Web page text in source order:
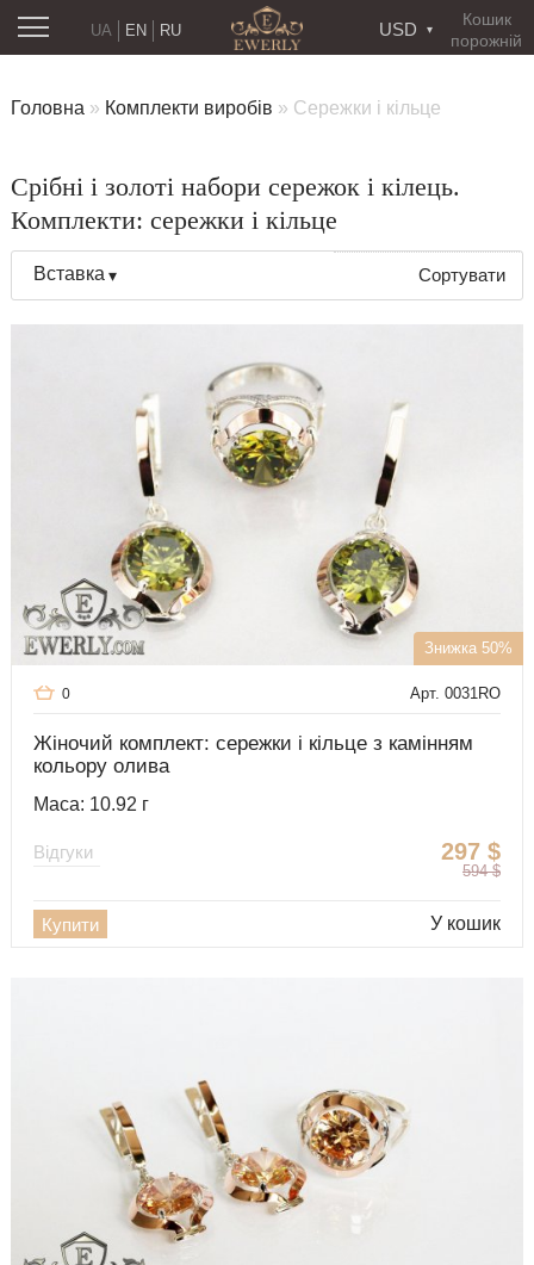
Кошик
порожній
USD
RU
UA EN
Головна » Комплекти виробів » Сережки і кільце
Срібні і золоті набори сережок і кілець.
Комплекти: сережки і кільце
Вставка Сортувати
Знижка 50%
Арт. 0031RO
0
Жіночий комплект: сережки і кільце з камінням
кольору олива
Маса: 10.92 г
297 $
594 $
Відгуки
Купити У кошик